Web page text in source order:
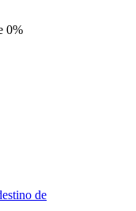
0%